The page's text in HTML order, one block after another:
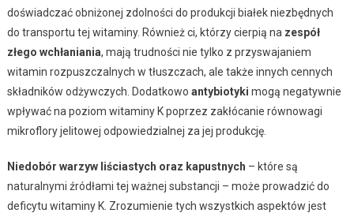
doświadczać obniżonej zdolności do produkcji białek niezbędnych
do transportu tej witaminy. Również ci, którzy cierpią na zespół
złego wchłaniania, mają trudności nie tylko z przyswajaniem
witamin rozpuszczalnych w tłuszczach, ale także innych cennych
składników odżywczych. Dodatkowo antybiotyki mogą negatywnie
wpływać na poziom witaminy K poprzez zakłócanie równowagi
mikroflory jelitowej odpowiedzialnej za jej produkcję.
Niedobór warzyw liściastych oraz kapustnych – które są
naturalnymi źródłami tej ważnej substancji – może prowadzić do
deficytu witaminy K. Zrozumienie tych wszystkich aspektów jest